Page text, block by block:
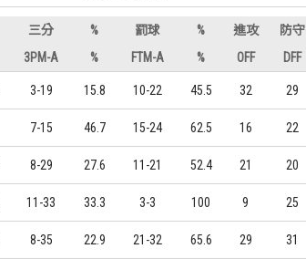
三分 % 罰球 % 進攻 防守
3PM-A % FTM-A % OFF DFF
3-19 15.8 10-22 45.5 32 29
7-15 46.7 15-24 62.5 16 22
8-29 27.6 11-21 52.4 21 20
11-33 33.3 3-3 100 9 25
8-35 22.9 21-32 65.6 29 31